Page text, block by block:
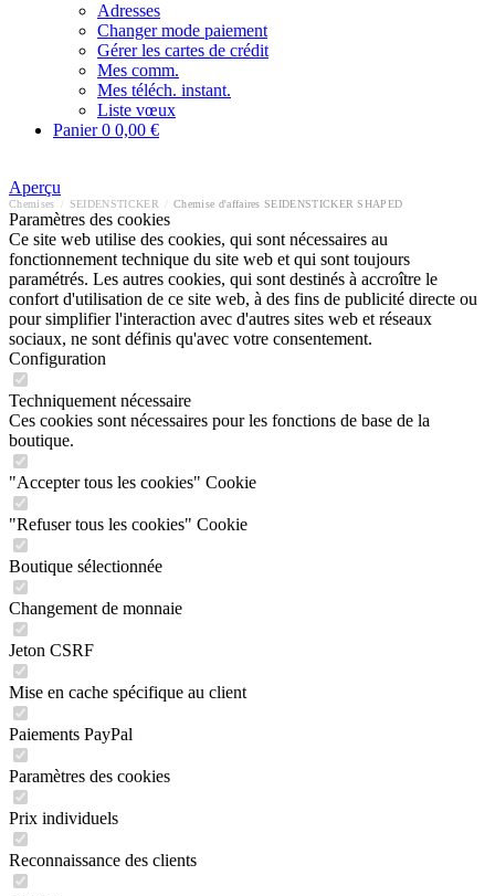
Adresses
Changer mode paiement
Gérer les cartes de crédit
Mes comm.
Mes téléch. instant.
Liste vœux
Panier0 0,00 €
Aperçu
Chemises SEIDENSTICKER Chemise d'affaires SEIDENSTICKER SHAPED
Paramètres des cookies
Ce site web utilise des cookies, qui sont nécessaires au
fonctionnement technique du site web et qui sont toujours
paramétrés. Les autres cookies, qui sont destinés à accroître le
confort d'utilisation de ce site web, à des fins de publicité directe ou
pour simplifier l'interaction avec d'autres sites web et réseaux
sociaux, ne sont définis qu'avec votre consentement.
Configuration
Techniquement nécessaire
Ces cookies sont nécessaires pour les fonctions de base de la
boutique.
"Accepter tous les cookies" Cookie
"Refuser tous les cookies" Cookie
Boutique sélectionnée
Changement de monnaie
Jeton CSRF
Mise en cache spécifique au client
Paiements PayPal
Paramètres des cookies
Prix individuels
Reconnaissance des clients